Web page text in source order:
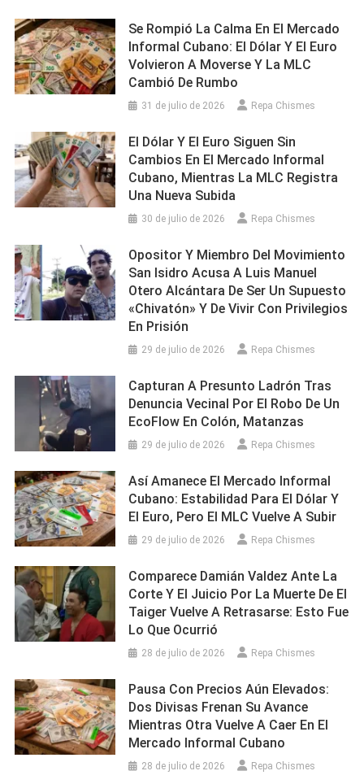
Se Rompió La Calma En El Mercado
Informal Cubano: El Dólar Y El Euro
Volvieron A Moverse Y La MLC
Cambió De Rumbo
31 de julio de 2026 Repa Chismes
El Dólar Y El Euro Siguen Sin
Cambios En El Mercado Informal
Cubano, Mientras La MLC Registra
Una Nueva Subida
30 de julio de 2026 Repa Chismes
Opositor Y Miembro Del Movimiento
San Isidro Acusa A Luis Manuel
Otero Alcántara De Ser Un Supuesto
«chivatón» Y De Vivir Con Privilegios
En Prisión
29 de julio de 2026 Repa Chismes
Capturan A Presunto Ladrón Tras
Denuncia Vecinal Por El Robo De Un
EcoFlow En Colón, Matanzas
29 de julio de 2026 Repa Chismes
Así Amanece El Mercado Informal
Cubano: Estabilidad Para El Dólar Y
El Euro, Pero El MLC Vuelve A Subir
29 de julio de 2026 Repa Chismes
Comparece Damián Valdez Ante La
Corte Y El Juicio Por La Muerte De El
Taiger Vuelve A Retrasarse: Esto Fue
Lo Que Ocurrió
28 de julio de 2026 Repa Chismes
Pausa Con Precios Aún Elevados:
Dos Divisas Frenan Su Avance
Mientras Otra Vuelve A Caer En El
Mercado Informal Cubano
28 de julio de 2026 Repa Chismes